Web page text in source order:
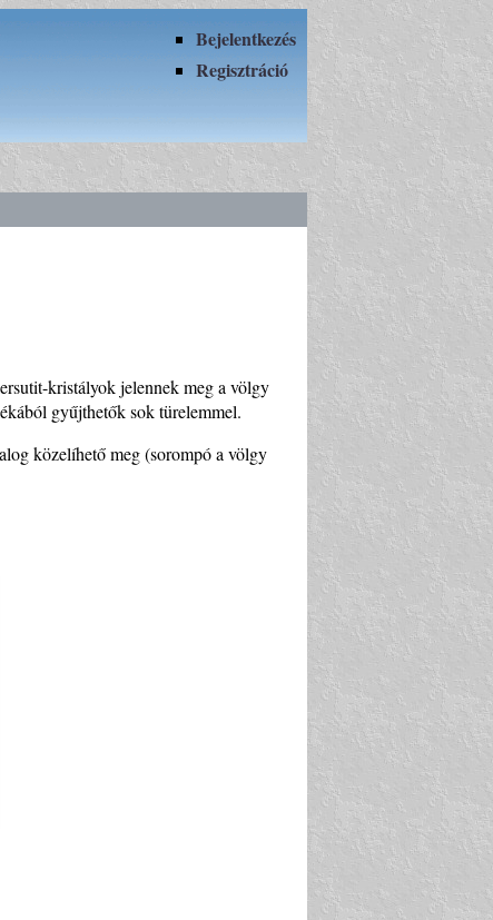
Bejelentkezés
Regisztráció
kristályok jelennek meg a völgy
gyűjthetők sok türelemmel.
közelíhető meg (sorompó a völgy